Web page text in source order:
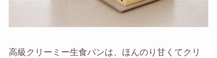
高級クリーミー生食パンは、ほんのり甘くてクリ